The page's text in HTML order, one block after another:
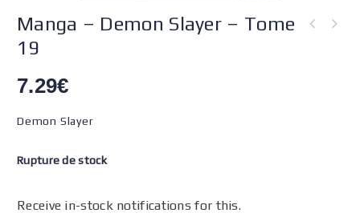
Manga – Demon Slayer – Tome
19
7.29€
Demon Slayer
Rupture de stock
Receive in-stock notifications for this.